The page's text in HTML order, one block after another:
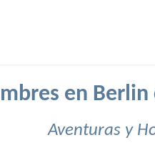
en
Aventuras y